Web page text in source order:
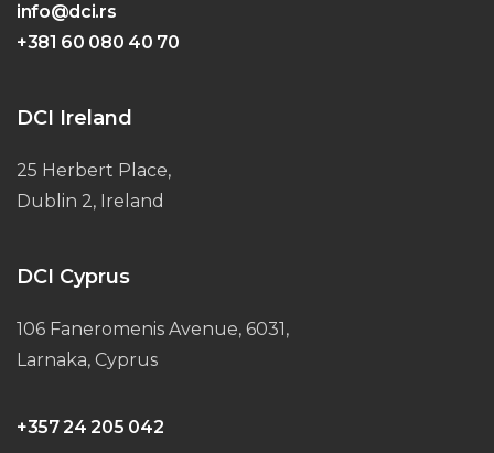
info@dci.rs
+381 60 080 40 70
DCI Ireland
25 Herbert Place,
Dublin 2, Ireland
DCI Cyprus
106 Faneromenis Avenue, 6031,
Larnaka, Cyprus
+357 24 205 042